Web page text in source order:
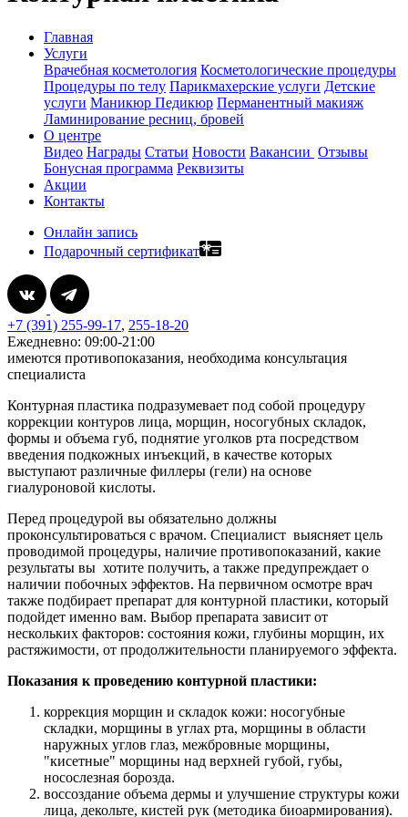
Главная
Услуги
Врачебная косметология Косметологические процедуры
Процедуры по телу Парикмахерские услуги Детские
услуги Маникюр Педикюр Перманентный макияж
Ламинирование ресниц, бровей
О центре
Видео Награды Статьи Новости Вакансии Отзывы
Бонусная программа Реквизиты
Акции
Контакты
Онлайн запись
Подарочный сертификат
+7 (391) 255-99-17, 255-18-20
Ежедневно: 09:00-21:00
имеются противопоказания, необходима консультация
специалиста
Контурная пластика подразумевает под собой процедуру
коррекции контуров лица, морщин, носогубных складок,
формы и объема губ, поднятие уголков рта посредством
введения подкожных инъекций, в качестве которых
выступают различные филлеры (гели) на основе
гиалуроновой кислоты.
Перед процедурой вы обязательно должны
проконсультироваться с врачом. Специалист выясняет цель
проводимой процедуры, наличие противопоказаний, какие
результаты вы хотите получить, а также предупреждает о
наличии побочных эффектов. На первичном осмотре врач
также подбирает препарат для контурной пластики, который
подойдет именно вам. Выбор препарата зависит от
нескольких факторов: состояния кожи, глубины морщин, их
растяжимости, от продолжительности планируемого эффекта.
Показания к проведению контурной пластики:
коррекция морщин и складок кожи: носогубные
складки, морщины в углах рта, морщины в области
наружных углов глаз, межбровные морщины,
"кисетные" морщины над верхней губой, губы,
носослезная борозда.
воссоздание объема дермы и улучшение структуры кожи
лица, декольте, кистей рук (методика биоармирования).